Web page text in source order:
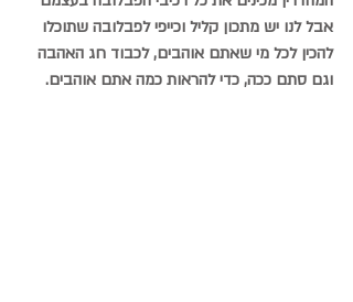
אבל לנו יש מתכון קליל וכייפי לפבלובה שתוכלו
להכין לכל מי שאתם אוהבים, לכבוד חג האהבה
וגם סתם ככה, כדי להראות כמה אתם אוהבים.